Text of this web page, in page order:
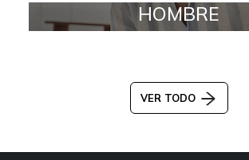
HOMBRE
VER TODO